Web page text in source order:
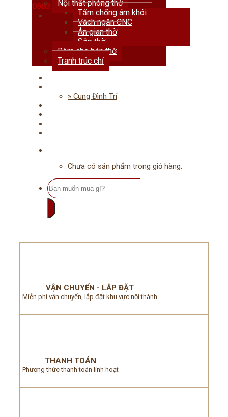
0983.678.111Nội thất phòng thờ
Tấm chống ám khói
Vách ngăn CNC
Án gian thờ
Sập thờ
Rèm che bàn thờ
Tranh trúc chỉ
» Cung Đình Trí
Chưa có sản phẩm trong giỏ hàng.
Tìm
kiếm:
VẬN CHUYỂN - LẮP ĐẶT
Miễn phí vận chuyển, lắp đặt khu vực nội thành
THANH TOÁN
Phương thức thanh toán linh hoạt